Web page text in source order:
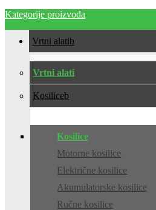
Kategorije proizvoda
Vrtni alati
Vrtni alati
Kosilice
Kosilice
Motorne kosilice
Električne kosilice
Akumulatorske kosilice
Ručne kosilice